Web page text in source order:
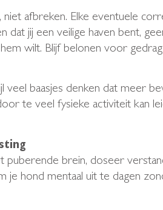
afbreken. Elke eventuele
dat jij een veilige haven bent,
wilt. Blijf belonen voor
baasjes denken dat meer
te veel fysieke activiteit kan
brein, doseer
je hond mentaal uit te dagen